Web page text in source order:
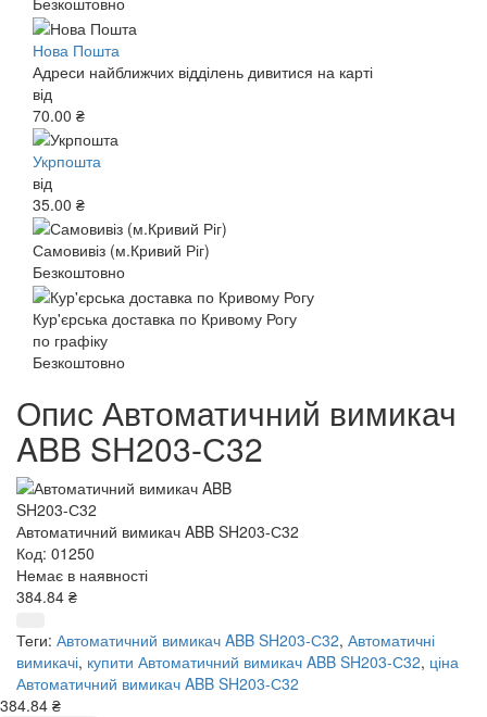
Нова Пошта
Адреси найближчих відділень дивитися на карті
від
70.00 ₴
Укрпошта
від
35.00 ₴
Самовивіз (м.Кривий Ріг)
Безкоштовно
Кур'єрська доставка по Кривому Рогу
по графіку
Безкоштовно
Опис Автоматичний вимикач
ABB SH203-С32
Автоматичний вимикач ABB SH203-С32
Код: 01250
Немає в наявності
384.84 ₴
Теги: Автоматичний вимикач ABB SH203-С32, Автоматичні
вимикачі, купити Автоматичний вимикач ABB SH203-С32, ціна
Автоматичний вимикач ABB SH203-С32
384.84 ₴